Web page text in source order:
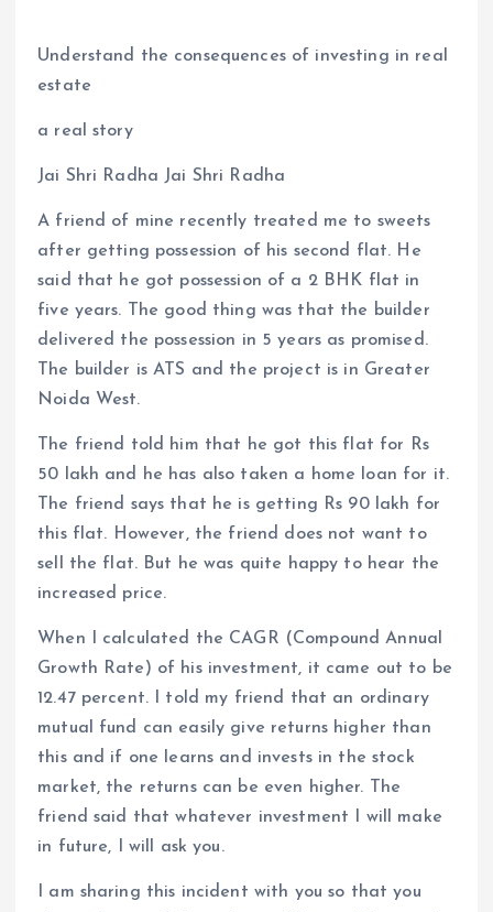
Understand the consequences of investing in real
estate
a real story
Jai Shri Radha Jai Shri Radha
A friend of mine recently treated me to sweets
after getting possession of his second flat. He
said that he got possession of a 2 BHK flat in
five years. The good thing was that the builder
delivered the possession in 5 years as promised.
The builder is ATS and the project is in Greater
Noida West.
The friend told him that he got this flat for Rs
50 lakh and he has also taken a home loan for it.
The friend says that he is getting Rs 90 lakh for
this flat. However, the friend does not want to
sell the flat. But he was quite happy to hear the
increased price.
When I calculated the CAGR (Compound Annual
Growth Rate) of his investment, it came out to be
12.47 percent. I told my friend that an ordinary
mutual fund can easily give returns higher than
this and if one learns and invests in the stock
market, the returns can be even higher. The
friend said that whatever investment I will make
in future, I will ask you.
I am sharing this incident with you so that you